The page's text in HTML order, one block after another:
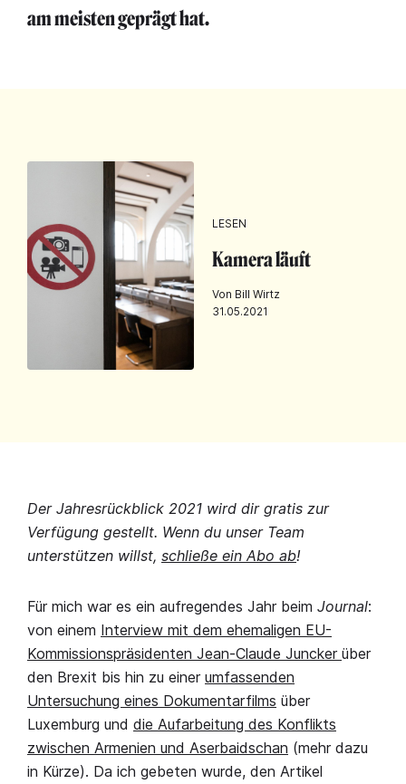
am meisten geprägt hat.
LESEN
Kamera läuft
Von Bill Wirtz
31.05.2021
Der Jahresrückblick 2021 wird dir gratis zur
Verfügung gestellt. Wenn du unser Team
unterstützen willst, schließe ein Abo ab!
Für mich war es ein aufregendes Jahr beim Journal:
von einem Interview mit dem ehemaligen EU-
Kommissionspräsidenten Jean-Claude Juncker über
den Brexit bis hin zu einer umfassenden
Untersuchung eines Dokumentarfilms über
Luxemburg und die Aufarbeitung des Konflikts
zwischen Armenien und Aserbaidschan (mehr dazu
in Kürze). Da ich gebeten wurde, den Artikel